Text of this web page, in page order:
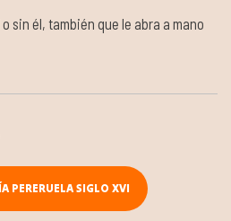
sin él, también que le abra a mano
PERERUELA SIGLO XVI